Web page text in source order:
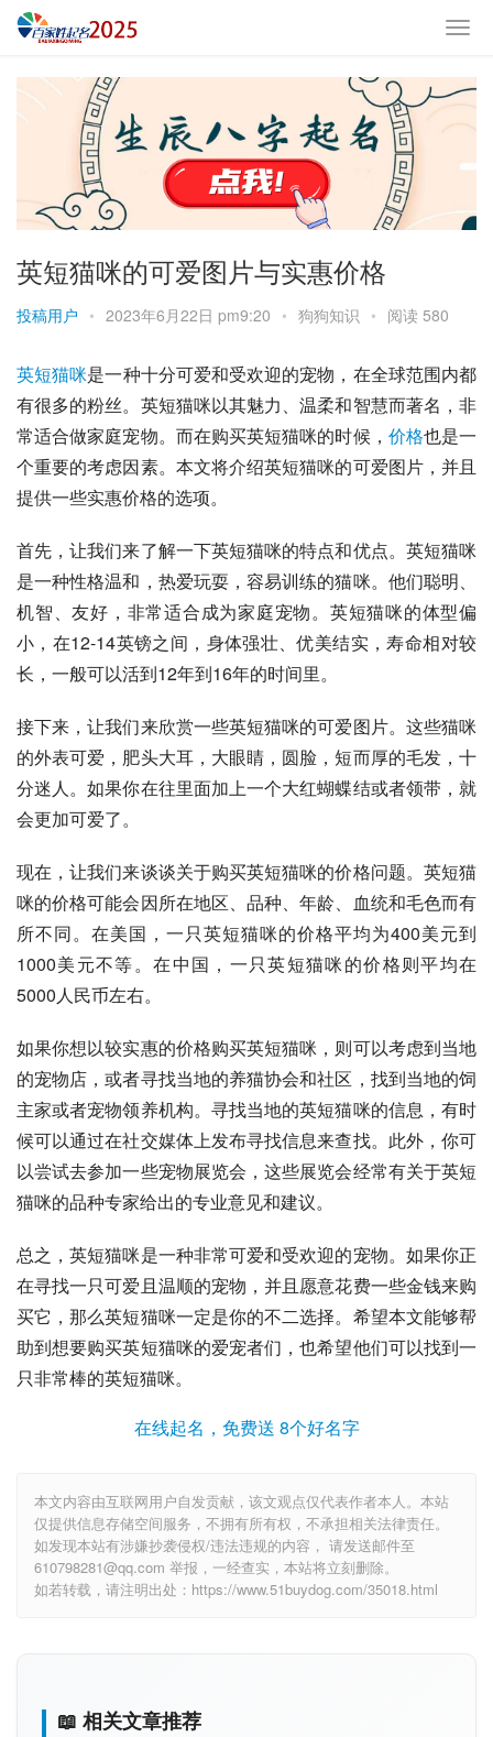
英短猫咪的可爱图片与实惠价格
投稿用户 • 2023年6月22日 pm9:20 • 狗狗知识 • 阅读 580
英短猫咪是一种十分可爱和受欢迎的宠物，在全球范围内都
有很多的粉丝。英短猫咪以其魅力、温柔和智慧而著名，非
常适合做家庭宠物。而在购买英短猫咪的时候， 价格也是一
个重要的考虑因素。本文将介绍英短猫咪的可爱图片，并且
提供一些实惠价格的选项。
首先，让我们来了解一下英短猫咪的特点和优点。英短猫咪
是一种性格温和，热爱玩耍，容易训练的猫咪。他们聪明、
机智、友好，非常适合成为家庭宠物。英短猫咪的体型偏
小，在12-14英镑之间，身体强壮、优美结实，寿命相对较
长，一般可以活到12年到16年的时间里。
接下来，让我们来欣赏一些英短猫咪的可爱图片。这些猫咪
的外表可爱，肥头大耳，大眼睛，圆脸，短而厚的毛发，十
分迷人。如果你在往里面加上一个大红蝴蝶结或者领带，就
会更加可爱了。
现在，让我们来谈谈关于购买英短猫咪的价格问题。英短猫
咪的价格可能会因所在地区、品种、年龄、血统和毛色而有
所不同。在美国，一只英短猫咪的价格平均为400美元到
1000美元不等。在中国，一只英短猫咪的价格则平均在
5000人民币左右。
如果你想以较实惠的价格购买英短猫咪，则可以考虑到当地
的宠物店，或者寻找当地的养猫协会和社区，找到当地的饲
主家或者宠物领养机构。寻找当地的英短猫咪的信息，有时
候可以通过在社交媒体上发布寻找信息来查找。此外，你可
以尝试去参加一些宠物展览会，这些展览会经常有关于英短
猫咪的品种专家给出的专业意见和建议。
总之，英短猫咪是一种非常可爱和受欢迎的宠物。如果你正
在寻找一只可爱且温顺的宠物，并且愿意花费一些金钱来购
买它，那么英短猫咪一定是你的不二选择。希望本文能够帮
助到想要购买英短猫咪的爱宠者们，也希望他们可以找到一
只非常棒的英短猫咪。
在线起名，免费送 8个好名字
本文内容由互联网用户自发贡献，该文观点仅代表作者本人。本站
仅提供信息存储空间服务，不拥有所有权，不承担相关法律责任。
如发现本站有涉嫌抄袭侵权/违法违规的内容， 请发送邮件至
610798281@qq.com 举报，一经查实，本站将立刻删除。
如若转载，请注明出处：https://www.51buydog.com/35018.html
📖 相关文章推荐